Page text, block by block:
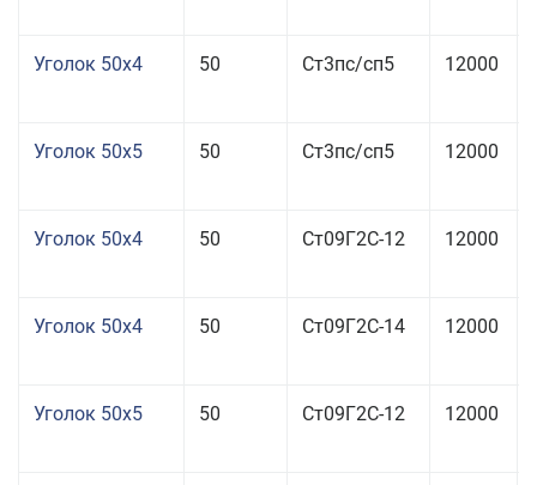
Уголок 50x4 50 Ст3пс/сп5 12000
Уголок 50x5 50 Ст3пс/сп5 12000
Уголок 50x4 50 Ст09Г2С-12 12000
Уголок 50x4 50 Ст09Г2С-14 12000
Уголок 50x5 50 Ст09Г2С-12 12000